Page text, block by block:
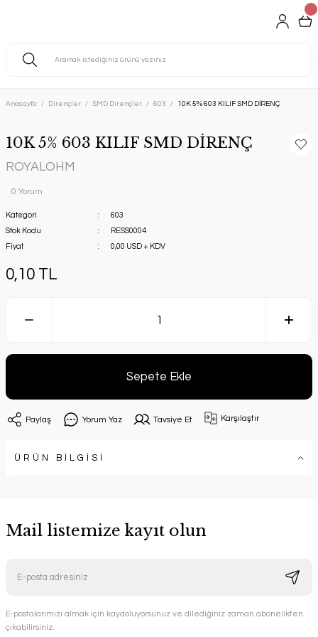
Anasayfa Dirençler SMD Dirençler 603 10K 5% 603 KILIF SMD DİRENÇ
10K 5% 603 KILIF SMD DİRENÇ
ROYALOHM
0 Yorum
Kategori
603
Stok Kodu
RESS0004
Fiyat
0,00 USD + KDV
0,10 TL
Sepete Ekle
Paylaş Yorum Yaz Tavsiye Et Karşılaştır
ÜRÜN BİLGİSİ
Mail listemize kayıt olun
E-postalarımızı almak için kaydoluyorsunuz ve dilediğiniz zaman abonelikten
çıkabilirsiniz.